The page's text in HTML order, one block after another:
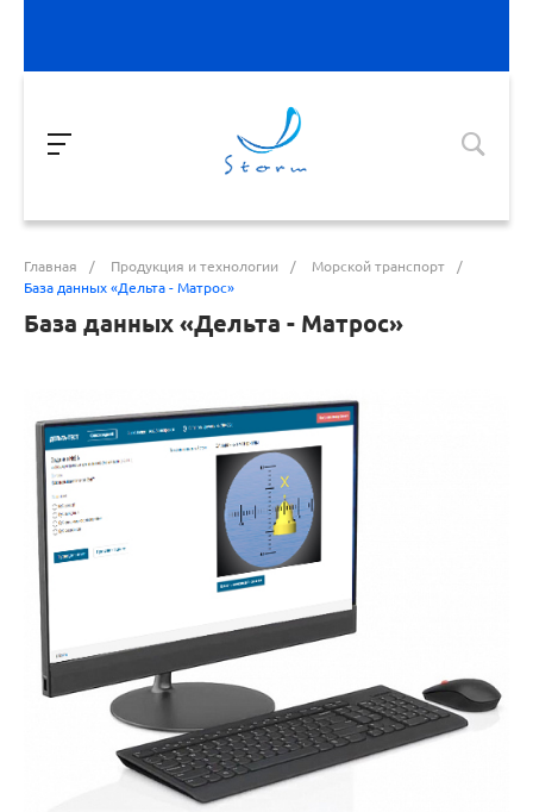
Главная / Продукция и технологии / Морской транспорт
/
База данных «Дельта - Матрос»
База данных «Дельта - Матрос»